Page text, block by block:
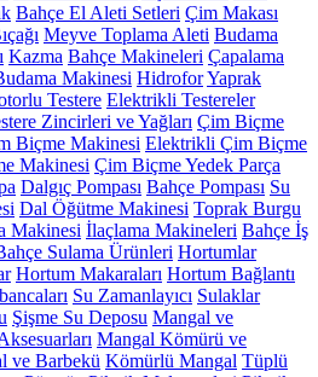
Bahçe El Aleti Setleri Çim Makası
Meyve Toplama Aleti Budama
Kazma Bahçe Makineleri Çapalama
Makinesi HidroforYaprak
Testere Elektrikli Testereler
Zincirleri ve Yağları Çim Biçme
Biçme Makinesi Elektrikli Çim Biçme
Makinesi Çim Biçme Yedek Parça
Dalgıç Pompası Bahçe Pompası Su
Dal Öğütme Makinesi Toprak Burgu
Makinesi İlaçlama Makineleri Bahçe İş
Sulama Ürünleri Hortumlar
Hortum Makaraları Hortum Bağlantı
Su Zamanlayıcı Sulaklar
Şişme Su Deposu Mangal ve
Mangal Kömürü ve
ve Barbekü Kömürlü Mangal Tüplü